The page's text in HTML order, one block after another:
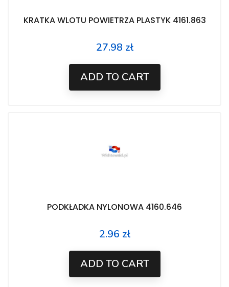
KRATKA WLOTU POWIETRZA PLASTYK 4161.863
Price
27.98 zł
ADD TO CART
PODKŁADKA NYLONOWA 4160.646
Price
2.96 zł
ADD TO CART